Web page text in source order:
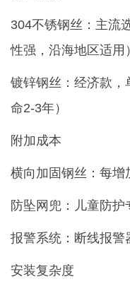
304不锈钢丝：主流
性强，沿海地区适用）
镀锌钢丝：经济款
命2-3年）
附加成本
横向加固钢丝：每增
防坠网兜：儿童防护
报警系统：断线报警
安装复杂度